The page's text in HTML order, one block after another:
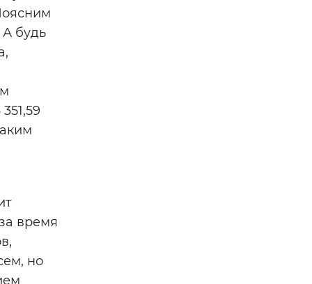
будь
время
но